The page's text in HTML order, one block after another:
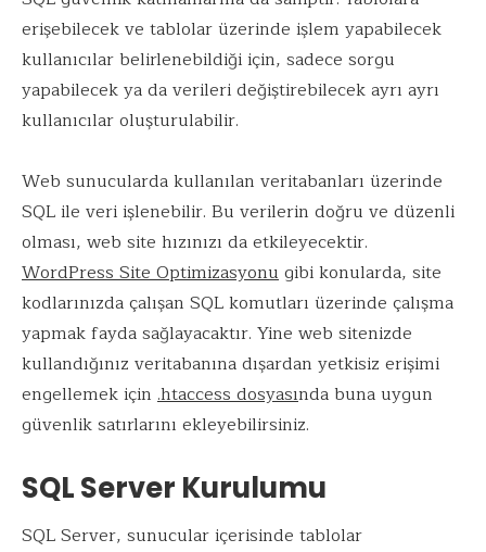
erişebilecek ve tablolar üzerinde işlem yapabilecek
kullanıcılar belirlenebildiği için, sadece sorgu
yapabilecek ya da verileri değiştirebilecek ayrı ayrı
kullanıcılar oluşturulabilir.
Web sunucularda kullanılan veritabanları üzerinde
SQL ile veri işlenebilir. Bu verilerin doğru ve düzenli
olması, web site hızınızı da etkileyecektir.
WordPress Site Optimizasyonugibi konularda, site
kodlarınızda çalışan SQL komutları üzerinde çalışma
yapmak fayda sağlayacaktır. Yine web sitenizde
kullandığınız veritabanına dışardan yetkisiz erişimi
engellemek için .htaccess dosyasında buna uygun
güvenlik satırlarını ekleyebilirsiniz.
SQL Server Kurulumu
SQL Server, sunucular içerisinde tablolar